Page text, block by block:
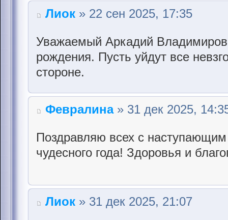
Лиок » 22 сен 2025, 17:35
Уважаемый Аркадий
рождения. Пусть уйдут все
стороне.
Февралина» 31 дек 2025,
Поздравляю всех с
чудесного года! Здоровья и
Лиок » 31 дек 2025, 21:07